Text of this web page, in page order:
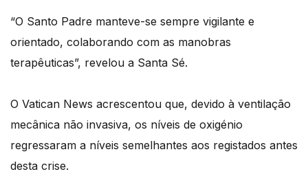
“O Santo Padre manteve-se sempre vigilante e
orientado, colaborando com as manobras
terapêuticas”, revelou a Santa Sé.
O Vatican News acrescentou que, devido à ventilação
mecânica não invasiva, os níveis de oxigénio
regressaram a níveis semelhantes aos registados antes
desta crise.